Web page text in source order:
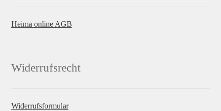
Heima online AGB
Widerrufsrecht
Widerrufsformular